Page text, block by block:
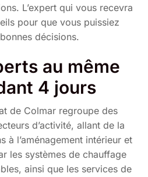
L’expert qui vous recevra
pour que vous puissiez
décisions.
au même
4 jours
de Colmar regroupe des
d’activité, allant de la
à l’aménagement intérieur et
les systèmes de chauffage
ainsi que les services de